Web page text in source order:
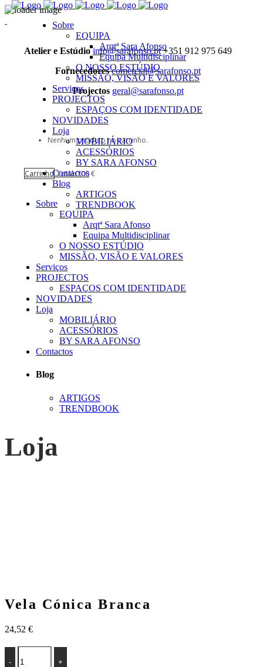
Atelier e Estúdio info@sarafonso.pt+351 912 975 649
Fornecedores comercial@sarafonso.pt
Projectos geral@sarafonso.pt
Sobre
EQUIPA
Arqtª Sara Afonso
Equipa Multidisciplinar
O NOSSO ESTÚDIO
MISSÃO, VISÃO E VALORES
Serviços
PROJECTOS
ESPAÇOS COM IDENTIDADE
NOVIDADES
Loja
MOBILIÁRIO
ACESSÓRIOS
BY SARA AFONSO
Contactos
Blog
ARTIGOS
TRENDBOOK
Nenhum produto no carrinho.
Carrinho Total:0,00€
Sobre
EQUIPA
Arqtª Sara Afonso
Equipa Multidisciplinar
O NOSSO ESTÚDIO
MISSÃO, VISÃO E VALORES
Serviços
PROJECTOS
ESPAÇOS COM IDENTIDADE
NOVIDADES
Loja
MOBILIÁRIO
ACESSÓRIOS
BY SARA AFONSO
Contactos
Blog
ARTIGOS
TRENDBOOK
Loja
Vela Cónica Branca
24,52 €
Cónica